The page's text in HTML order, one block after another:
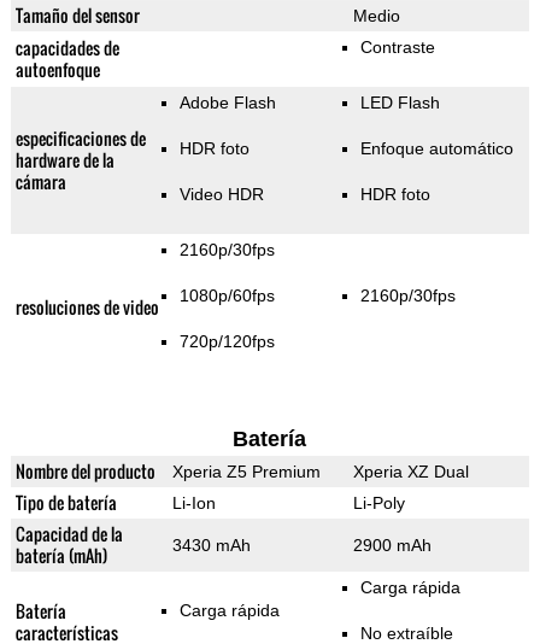
Tamaño del sensor Medio
capacidades de
autoenfoque
Contraste
especificaciones de
hardware de la
cámara
Adobe Flash
HDR foto
Video HDR
LED Flash
Enfoque automático
HDR foto
resoluciones de video
2160p/30fps
1080p/60fps
720p/120fps
2160p/30fps
Batería
Nombre del producto Xperia Z5 Premium Xperia XZ Dual
Tipo de batería Li-Ion Li-Poly
Capacidad de la
batería (mAh)
3430 mAh 2900 mAh
Batería
características
Carga rápida
Carga rápida
No extraíble